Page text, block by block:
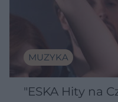
MUZYKA
"ESKA Hity na